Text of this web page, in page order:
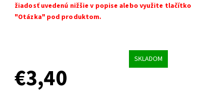
žiadosť uvedenú nižšie v popise alebo využite tlačítko
"Otázka" pod produktom.
SKLADOM
€3,40